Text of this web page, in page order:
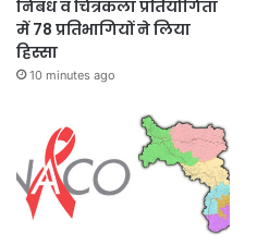
निबंध व चित्रकला प्रतियोगिता
में 78 प्रतिभागियों ने लिया
हिस्सा
10 minutes ago